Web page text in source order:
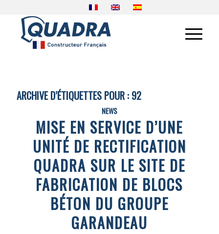
ARCHIVE D’ÉTIQUETTES POUR : 92
NEWS
MISE EN SERVICE D’UNE
UNITÉ DE RECTIFICATION
QUADRA SUR LE SITE DE
FABRICATION DE BLOCS
BÉTON DU GROUPE
GARANDEAU